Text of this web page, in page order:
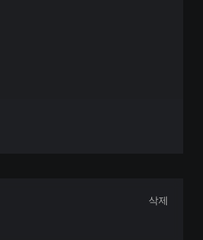
삭제